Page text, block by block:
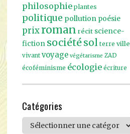
philosophie plantes
politique pollution poésie
prix roman récit science-
fiction sociétésol terre ville
vivant voyage végétarisme ZAD
écoféminisme écologie écriture
Catégories
Catégories